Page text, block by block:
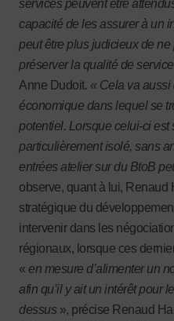
services peuvent être
capacité de les assurer à un
peut être plus judicieux de ne
préserver la qualité de
Anne Dudoit. « Cela va
économique dans lequel se
potentiel. Lorsque celui-ci est
particulièrement isolé, sans
entrées atelier sur du BtoB
observe, quant à lui, Renaud
stratégique du
intervenir dans les
régionaux, lorsque ces
« en mesure d’alimenter un
afin qu’il y ait un intérêt pour
dessus», précise Renaud